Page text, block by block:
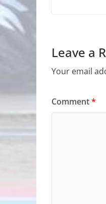
Leave a
Your email
Comment*